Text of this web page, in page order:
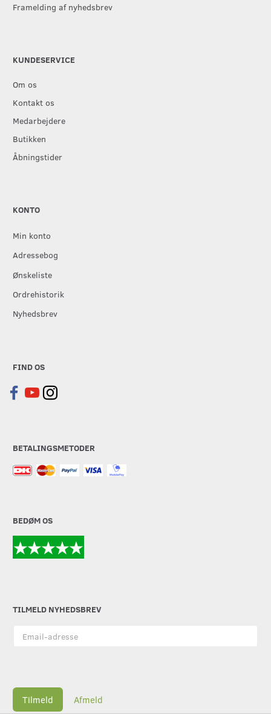
Framelding af nyhedsbrev
KUNDESERVICE
Om os
Kontakt os
Medarbejdere
Butikken
Åbningstider
KONTO
Min konto
Adressebog
Ønskeliste
Ordrehistorik
Nyhedsbrev
FIND OS
BETALINGSMETODER
BEDØM OS
TILMELD NYHEDSBREV
adresse
Tilmeld Afmeld